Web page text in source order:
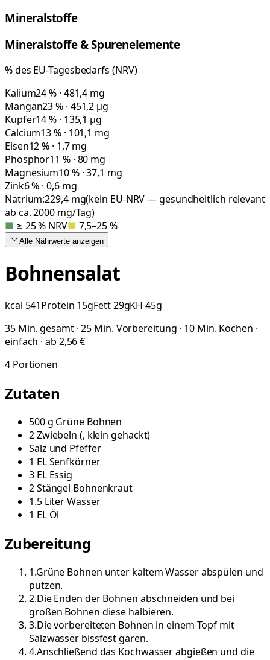
Mineralstoffe
Mineralstoffe & Spurenelemente
% des EU-Tagesbedarfs (NRV)
Kalium24 % · 481,4 mg
Mangan23 % · 451,2 µg
Kupfer14 % · 135,1 µg
Calcium13 % · 101,1 mg
Eisen12 % · 1,7 mg
Phosphor11 % · 80 mg
Magnesium10 % · 37,1 mg
Zink6 % · 0,6 mg
Natrium:229,4mg(kein EU-NRV — gesundheitlich relevant
ab ca. 2000 mg/Tag)
■ ≥ 25 % NRV■ 7,5–25 %
Alle Nährwerte anzeigen
Bohnensalat
kcal 541Protein 15gFett29gKH 45g
35 Min. gesamt · 25 Min. Vorbereitung · 10 Min. Kochen ·
einfach · ab 2,56 €
4 Portionen
Zutaten
500g Grüne Bohnen
2Zwiebeln (, klein gehackt)
Salz und Pfeffer
1 ELSenfkörner
3 EL Essig
2Stängel Bohnenkraut
1.5 LiterWasser
1 EL Öl
Zubereitung
1.Grüne Bohnen unter kaltem Wasser abspülen und
putzen.
2.Die Enden der Bohnen abschneiden und bei
großen Bohnen diese halbieren.
3.Die vorbereiteten Bohnen in einem Topf mit
Salzwasser bissfest garen.
4.Anschließend das Kochwasser abgießen und die